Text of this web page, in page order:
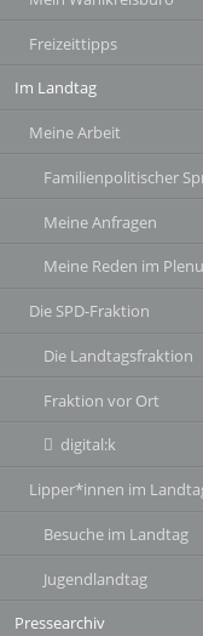
Freizeittipps
Im Landtag
Meine Arbeit
Familienpolitischer
Meine Anfragen
Meine Reden im
Die SPD-Fraktion
Die Landtagsfraktion
Fraktion vor Ort
digital:k
Lipper*innen im
Besuche im Landtag
Jugendlandtag
Pressearchiv